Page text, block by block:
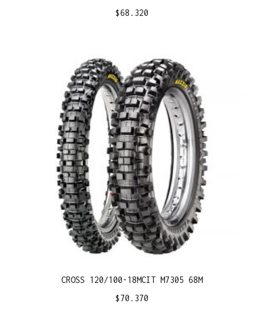
$68.320
CROSS 120/100-18MCIT M7305 68M
$70.370